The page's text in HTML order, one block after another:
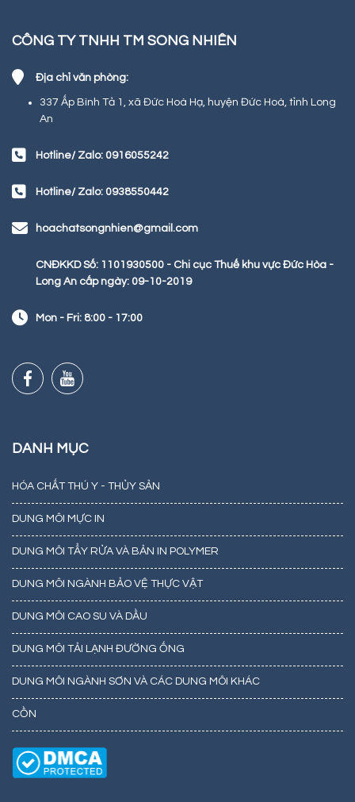
CÔNG TY TNHH TM SONG NHIÊN
Địa chỉ văn phòng:
337 Ấp Bình Tả 1, xã Đức Hoà Hạ, huyện Đức Hoà, tỉnh Long
An
Hotline/ Zalo: 0916055242
Hotline/ Zalo: 0938550442
hoachatsongnhien@gmail.com
CNĐKKD Số: 1101930500 - Chi cục Thuế khu vực Đức Hòa -
Long An cấp ngày: 09-10-2019
Mon - Fri: 8:00 - 17:00
DANH MỤC
HÓA CHẤT THÚ Y - THỦY SẢN
DUNG MÔI MỰC IN
DUNG MÔI TẨY RỬA VÀ BẢN IN POLYMER
DUNG MÔI NGÀNH BẢO VỆ THỰC VẬT
DUNG MÔI CAO SU VÀ DẦU
DUNG MÔI TẢI LẠNH ĐƯỜNG ỐNG
DUNG MÔI NGÀNH SƠN VÀ CÁC DUNG MÔI KHÁC
CỒN